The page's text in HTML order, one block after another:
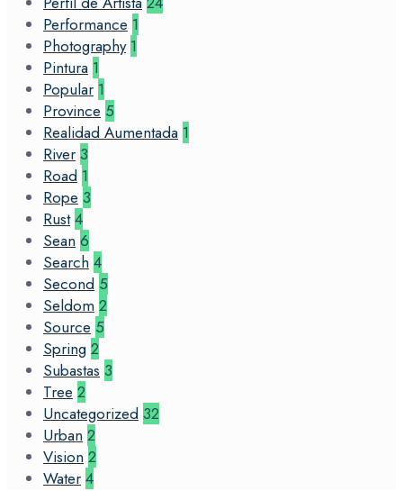
Performance 1
Photography 1
Pintura 1
Popular 1
Province 5
Realidad Aumentada 1
River 3
Road 1
Rope 3
Rust 4
Sean 6
Search 4
Second 5
Seldom 2
Source 5
Spring 2
Subastas 3
Tree 2
Uncategorized 32
Urban 2
Vision 2
Water 4